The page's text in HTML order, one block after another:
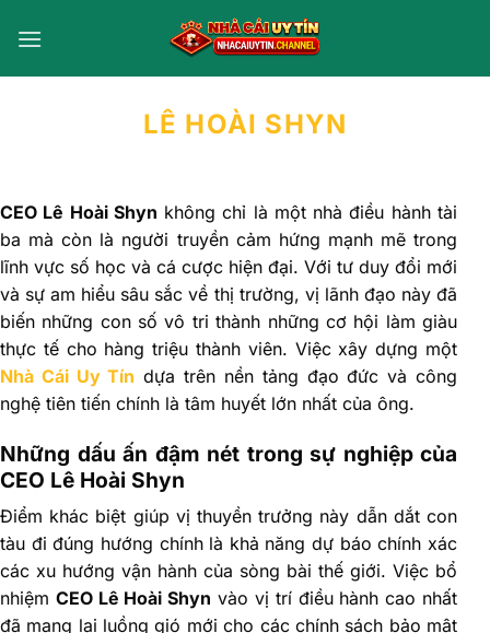
qua
LÊ HOÀI SHYN
CEO Lê Hoài Shyn không chỉ là một nhà điều hành tài
ba mà còn là người truyền cảm hứng mạnh mẽ trong
lĩnh vực số học và cá cược hiện đại. Với tư duy đổi mới
và sự am hiểu sâu sắc về thị trường, vị lãnh đạo này đã
biến những con số vô tri thành những cơ hội làm giàu
thực tế cho hàng triệu thành viên. Việc xây dựng một
Nhà Cái Uy Tín dựa trên nền tảng đạo đức và công
nghệ tiên tiến chính là tâm huyết lớn nhất của ông.
Những dấu ấn đậm nét trong sự nghiệp của
CEO Lê Hoài Shyn
Điểm khác biệt giúp vị thuyền trưởng này dẫn dắt con
tàu đi đúng hướng chính là khả năng dự báo chính xác
các xu hướng vận hành của sòng bài thế giới. Việc bổ
nhiệm CEO Lê Hoài Shyn vào vị trí điều hành cao nhất
đã mang lại luồng gió mới cho các chính sách bảo mật